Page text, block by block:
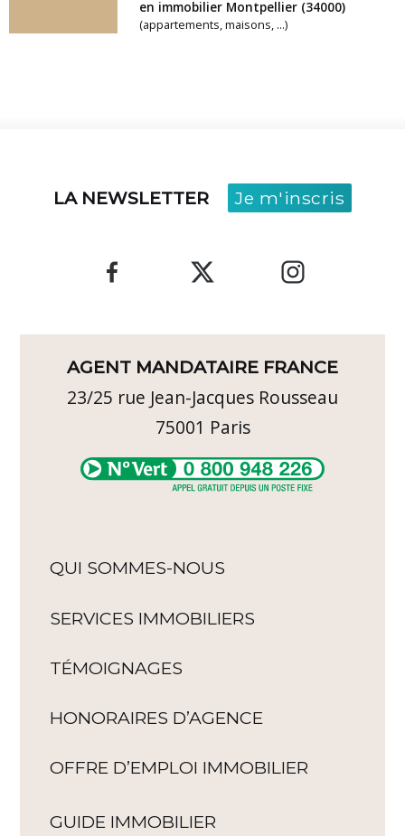
en immobilier Montpellier (34000)
(appartements, maisons, ...)
LA NEWSLETTER Je m'inscris
AGENT MANDATAIRE FRANCE
23/25 rue Jean-Jacques Rousseau
75001 Paris
QUI SOMMES-NOUS
SERVICES IMMOBILIERS
TÉMOIGNAGES
HONORAIRES D’AGENCE
OFFRE D’EMPLOI IMMOBILIER
GUIDE IMMOBILIER